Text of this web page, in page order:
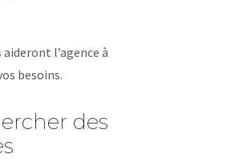
l’agence à
besoins.
des